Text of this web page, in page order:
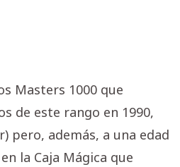
Masters 1000 que
de este rango en 1990,
pero, además, a una edad
la Caja Mágica que